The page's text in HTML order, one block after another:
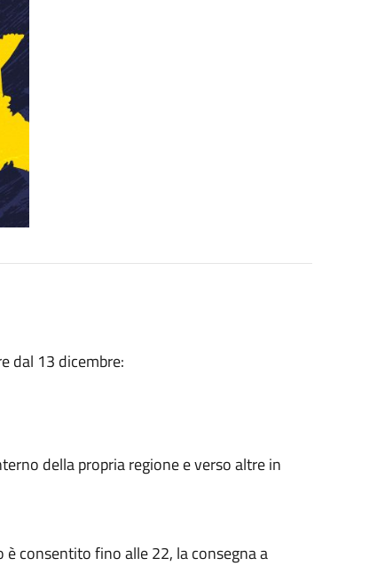
dal 13 dicembre:
della propria regione e verso altre in
è consentito fino alle 22, la consegna a